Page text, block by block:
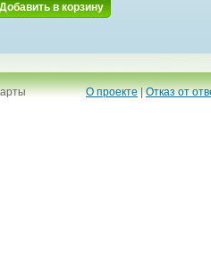
Добавить в корзину
О проекте|Отказ от